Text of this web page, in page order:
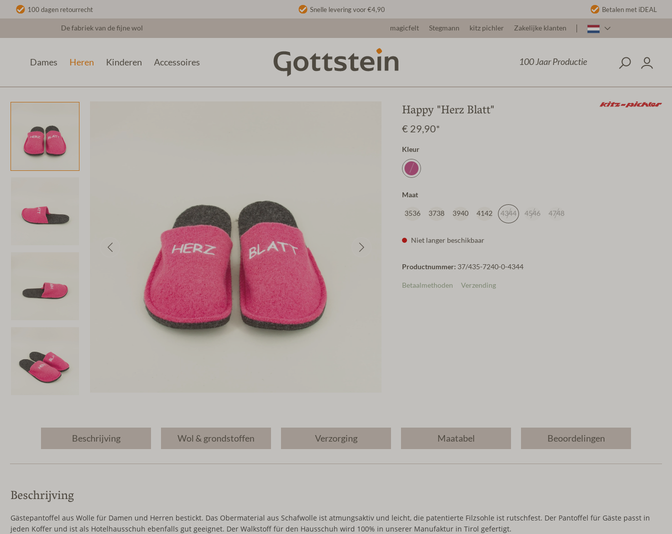
100 dagen retourrecht Snelle levering voor €4,90 Betalen met iDEAL
De fabriek van de fijne wol magicfelt Stegmann kitz pichler Zakelijke klanten
100 Jaar Productie
Dames Heren Kinderen Accessoires
Happy "Herz Blatt"
€ 29,90*
Kleur
Maat
3536 3738 3940 4142 4344 4546 4748
Niet langer beschikbaar
Productnummer: 37/435-7240-0-4344
Betaalmethoden Verzending
Beschrijving Wol & grondstoffen Verzorging Maatabel Beoordelingen
Beschrijving
Gästepantoffel aus Wolle für Damen und Herren bestickt. Das Obermaterial aus Schafwolle ist atmungsaktiv und leicht, die patentierte Filzsohle ist rutschfest. Der Pantoffel für Gäste passt in
jeden Koffer und ist als Hotelhausschuh ebenfalls gut geeignet. Der Walkstoff für den Hausschuh wird 100% in unserer Manufaktur in Tirol gefertigt.